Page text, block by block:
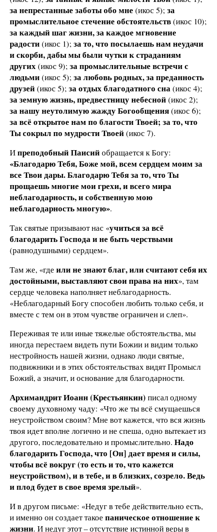
за непрестанные заботы обо мне (икос 5); за
промыслительное стечение обстоятельств(икос 10);
за каждый шаг жизни, за каждое мгновение
радости(икос 1); за то, что посылаешь нам неудачи
и скорби, дабы мы были чутки к страданиям
других(икос 9); за промыслительные встречи с
людьми(икос 5); за любовь родных, за преданность
друзей(икос 5); за отдых благодатного сна(икос 4);
за земную жизнь, предвестницу небесной(икос 2);
за нашу неутолимую жажду Богообщения(икос 6);
за всё открытое нам по благости Твоей; за то, что
Ты сокрыл по мудрости Твоей(икос 7).
Ипреподобный Паисийобращается к Богу:
«Благодарю Тебя, Боже мой, всем сердцем моим за
все Твои дары. Благодарю Тебя за то, что Ты
прощаешь многие мои грехи, и всего мира
неблагодарность, и собственную мою
неблагодарность многую».
Так святые призывают нас «учиться за всё
благодарить Господа и не быть черствыми
(равнодушными) сердцем».
Там же, «где или не знают благ, или считают себя их
достойными, выставляют свои права на них», там
сердце человека наполняет неблагодарность.
«Неблагодарный Богу способен любить только себя, и
вместе с тем он в этом чувстве ограничен и слеп».
Переживая те или иные тяжелые обстоятельства, мы
иногда перестаем видеть пути Божии и видим только
нестройность нашей жизни, однако люди святые,
подвижники и в этих обстоятельствах видят Промысл
Божий, а значит, и основание для благодарности.
Архимандрит Иоанн (Крестьянкин) писал одному
своему духовному чаду: «Что же ты всё смущаешься
неустройством своим? Мне вот кажется, что вся жизнь
твоя идет вполне логично и не спеша, одно вытекает из
другого, последовательно и промыслительно. Надо
благодарить Господа, что [Он] дает время и силы,
чтобы всё вокруг (то есть и то, что кажется
неустройством), и в тебе, и в близких, созрело. Ведь
и плод будет в свое время зрелый».
И в другом письме: «Недуг в тебе действительно есть,
и именно он создает такое паническое отношение к
жизни. И недуг этот – отсутствие истинной веры в